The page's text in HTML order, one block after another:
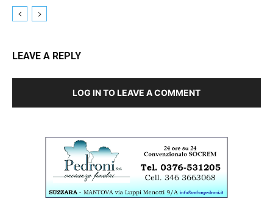
LEAVE A REPLY
LOG IN TO LEAVE A COMMENT